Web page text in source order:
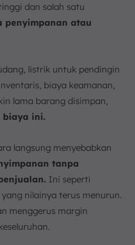
dan salah satu
penyimpanan atau
listrik untuk pendingin
biaya keamanan,
lama barang disimpan,
biaya ini.
langsung menyebabkan
tanpa
Ini seperti
nilainya terus menurun.
menggerus margin